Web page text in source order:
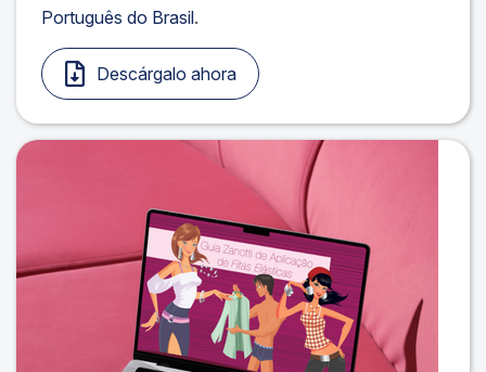
Português do Brasil.
Descárgalo ahora